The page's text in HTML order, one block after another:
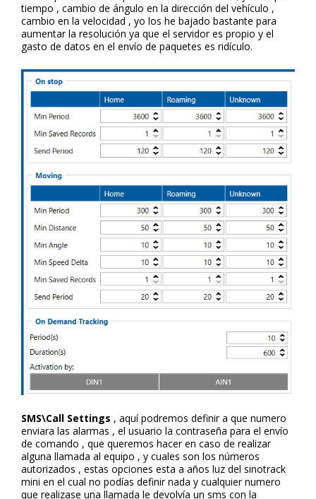
tiempo , cambio de ángulo en la dirección del vehículo ,
cambio en la velocidad , yo los he bajado bastante para
aumentar la resolución ya que el servidor es propio y el
gasto de datos en el envío de paquetes es ridículo.
SMS\Call Settings , aquí podremos definir a que numero
enviara las alarmas , el usuario la contraseña para el envío
de comando , que queremos hacer en caso de realizar
alguna llamada al equipo , y cuales son los números
autorizados , estas opciones esta a años luz del sinotrack
mini en el cual no podías definir nada y cualquier numero
que realizase una llamada le devolvía un sms con la